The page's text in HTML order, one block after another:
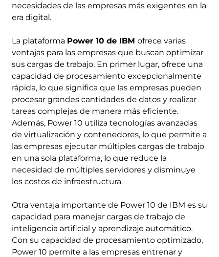
necesidades de las empresas más exigentes en la
era digital.
La plataforma Power 10 de IBM ofrece varias
ventajas para las empresas que buscan optimizar
sus cargas de trabajo. En primer lugar, ofrece una
capacidad de procesamiento excepcionalmente
rápida, lo que significa que las empresas pueden
procesar grandes cantidades de datos y realizar
tareas complejas de manera más eficiente.
Además, Power 10 utiliza tecnologías avanzadas
de virtualización y contenedores, lo que permite a
las empresas ejecutar múltiples cargas de trabajo
en una sola plataforma, lo que reduce la
necesidad de múltiples servidores y disminuye
los costos de infraestructura.
Otra ventaja importante de Power 10 de IBM es su
capacidad para manejar cargas de trabajo de
inteligencia artificial y aprendizaje automático.
Con su capacidad de procesamiento optimizado,
Power 10 permite a las empresas entrenar y